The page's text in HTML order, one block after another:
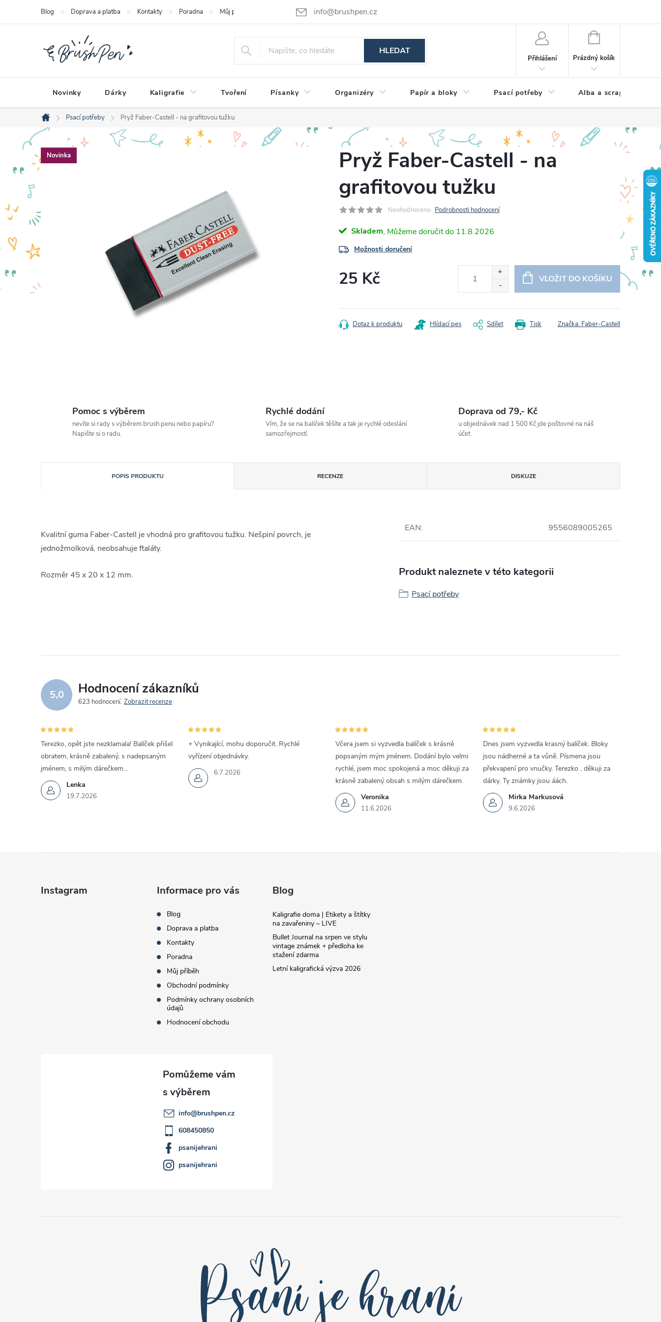
info@brushpen.cz
Blog Doprava a platba Kontakty Poradna Můj příběh Obchodní podmínky Podmínky ochrany osobních údajů
HLEDAT
Přihlášení
NÁKUPNÍ
Prázdný košík
Novinky Dárky Kaligrafie Tvoření Písanky Organizéry Papír a bloky Psací potřeby Alba a scrapbooking
Domů
Psací potřeby Pryž Faber-Castell - na grafitovou tužku
Novinka
Pryž Faber-Castell - na
grafitovou tužku
Neohodnoceno Podrobnosti hodnocení
Skladem 11.8.2026
Možnosti doručení
25 Kč VLOŽIT DO KOŠÍKU
Tisk
Dotaz k produktu Hlídací pes Sdílet Značka: Faber-Castell
Pomoc s výběrem
nevíte si rady s výběrem brush penu nebo papíru?
Napište si o radu.
Rychlé dodání
Vím, že se na balíček těšíte a tak je rychlé odeslání
samozřejmostí.
Doprava od 79,- Kč
u objednávek nad 1 500 Kč jde poštovné na náš
účet.
POPIS PRODUKTU RECENZE DISKUZE
Kvalitní guma Faber-Castell je vhodná pro grafitovou tužku. Nešpiní povrch, je
jednožmolková, neobsahuje ftaláty.
Rozměr 45 x 20 x 12 mm.
EAN: 9556089005265
Produkt naleznete v této kategorii
Psací potřeby
5,0 Hodnocení zákazníků
623 hodnocení Zobrazit recenze
Lenka
19.7.2026
Terezko, opět jste nezklamala! Balíček přišel
obratem, krásně zabalený, s nadepsaným
jménem, s milým dárečkem...
6.7.2026
+ Vynikající, mohu doporučit. Rychlé
vyřízení objednávky.
Veronika
11.6.2026
Včera jsem si vyzvedla balíček s krásně
popsaným mým jménem. Dodání bylo velmi
rychlé, jsem moc spokojená a moc děkuji za
krásně zabalený obsah s milým dárečkem.
Mirka Markusová
9.6.2026
Dnes jsem vyzvedla krasný balíček. Bloky
jsou nádherné a ta vůně. Písmena jsou
překvapení pro vnučky. Terezko , děkuji za
dárky. Ty známky jsou áách.
Instagram Informace pro vás
Blog
Doprava a platba
Kontakty
Poradna
Můj příběh
Obchodní podmínky
Podmínky ochrany osobních
údajů
Hodnocení obchodu
Blog
Kaligrafie doma | Etikety a štítky
na zavařeniny – LIVE
Bullet Journal na srpen ve stylu
vintage známek + předloha ke
stažení zdarma
Letní kaligrafická výzva 2026
info@brushpen.cz
608450850
psanijehrani
psanijehrani